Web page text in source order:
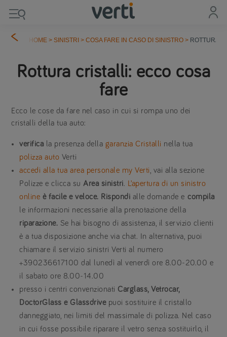
HOME >SINISTRI >COSA FARE IN CASO DI SINISTRO > ROTTURA
Rottura cristalli: ecco cosa
fare
Ecco le cose da fare nel caso in cui si rompa uno dei
cristalli della tua auto:
verifica la presenza della garanzia Cristalli nella tua
polizza auto Verti
accedi alla tua area personale my Verti , vai alla sezione
Polizze e clicca suArea sinistri.
L’apertura di un sinistro
online è facile e veloce. Rispondi alle domande e compila
le informazioni necessarie alla prenotazione della
riparazione. Se hai bisogno di assistenza, il servizio clienti
è a tua disposizione anche via chat. In alternativa, puoi
chiamare il servizio sinistri Verti al numero
+390236617100 dal lunedì al venerdì ore 8.00-20.00 e
il sabato ore 8.00-14.00
presso i centri convenzionati Carglass, Vetrocar,
DoctorGlass e Glassdrivepuoi sostituire il cristallo
danneggiato, nei limiti del massimale di polizza. Nel caso
in cui fosse possibile riparare il vetro senza sostituirlo, il